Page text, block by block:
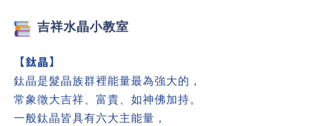
吉祥水晶小教室
【鈦晶】
鈦晶是髮晶族群裡能量最為強大的，
常象徵大吉祥、富貴、如神佛加持。
一般鈦晶皆具有六大主能量，